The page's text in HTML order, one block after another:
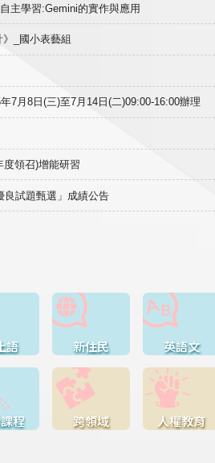
主學習:Gemini的實作與應用
_國小表藝組
7月8日(三)至7月14日(二)09:00-16:00辦理
度領召)增能研習
良試題甄選」成績公告
語 新住民 英語文
程 跨領域 人權教育